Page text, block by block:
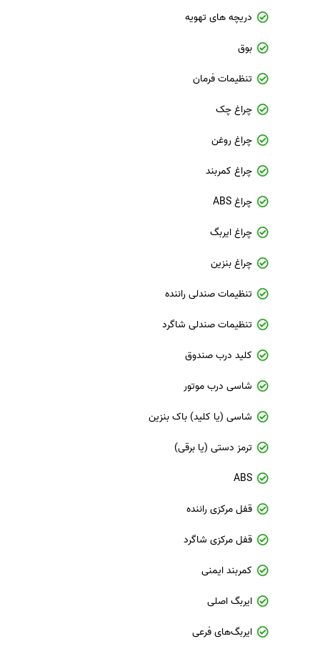
دریچه های تهویه
بوق
تنظیمات فرمان
چراغ چک
چراغ روغن
چراغ کمربند
چراغ ABS
چراغ ایربگ
چراغ بنزین
تنظیمات صندلی راننده
تنظیمات صندلی شاگرد
کلید درب صندوق
شاسی درب موتور
شاسی (یا کلید) باک بنزین
ترمز دستی (یا برقی)
ABS
قفل مرکزی راننده
قفل مرکزی شاگرد
کمربند ایمنی
ایربگ اصلی
ایربگ‌های فرعی